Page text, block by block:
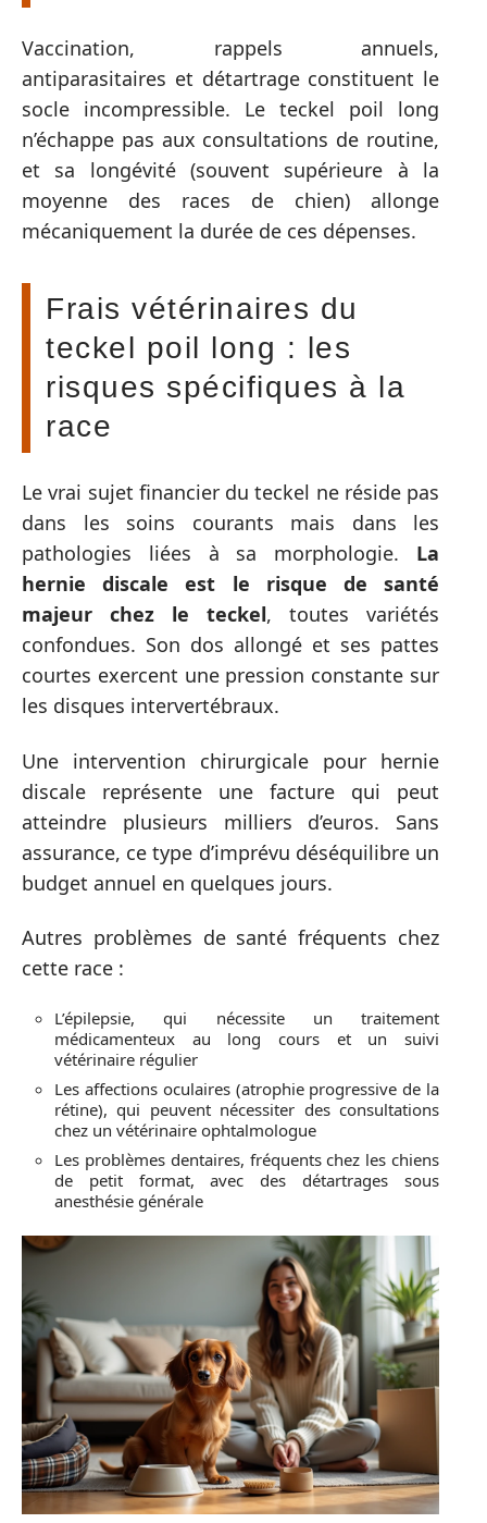
Vaccination, rappels annuels,
antiparasitaires et détartrage constituent le
socle incompressible. Le teckel poil long
n’échappe pas aux consultations de routine,
et sa longévité (souvent supérieure à la
moyenne des races de chien) allonge
mécaniquement la durée de ces dépenses.
Frais vétérinaires du
teckel poil long : les
risques spécifiques à la
race
Le vrai sujet financier du teckel ne réside pas
dans les soins courants mais dans les
pathologies liées à sa morphologie. La
hernie discale est le risque de santé
majeur chez le teckel, toutes variétés
confondues. Son dos allongé et ses pattes
courtes exercent une pression constante sur
les disques intervertébraux.
Une intervention chirurgicale pour hernie
discale représente une facture qui peut
atteindre plusieurs milliers d’euros. Sans
assurance, ce type d’imprévu déséquilibre un
budget annuel en quelques jours.
Autres problèmes de santé fréquents chez
cette race :
L’épilepsie, qui nécessite un traitement
médicamenteux au long cours et un suivi
vétérinaire régulier
Les affections oculaires (atrophie progressive de la
rétine), qui peuvent nécessiter des consultations
chez un vétérinaire ophtalmologue
Les problèmes dentaires, fréquents chez les chiens
de petit format, avec des détartrages sous
anesthésie générale